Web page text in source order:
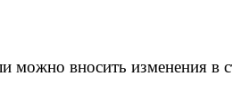
можно вносить изменения в